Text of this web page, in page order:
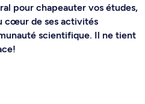
pour chapeauter vos études,
cœur de ses activités
scientifique. Il ne tient